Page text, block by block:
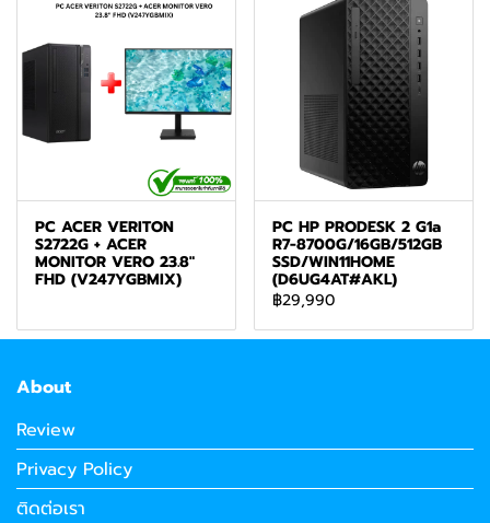
PC ACER VERITON
S2722G + ACER
MONITOR VERO 23.8"
FHD (V247YGBMIX)
PC HP PRODESK 2 G1a
R7-8700G/16GB/512GB
SSD/WIN11HOME
(D6UG4AT#AKL)
฿29,990
About
Review
Privacy Policy
ติดต่อเรา